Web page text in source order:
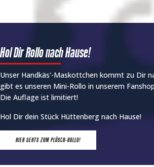
Hol Dir Rollo nach Hause!
Unser Handkäs'-Maskottchen kommt zu Dir
gibt es unseren Mini-Rollo in unserem
Die Auflage ist limitiert!
Hol Dir dein Stück Hüttenberg nach Hause!
HIER GEHTS ZUM PLÜSCH-ROLLO!